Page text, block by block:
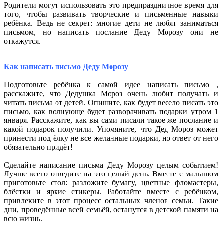
Родители могут использовать это предпраздничное время для
того, чтобы развивать творческие и письменные навыки
ребёнка. Ведь не секрет: многие дети не любят заниматься
письмом, но написать послание Деду Морозу они не
откажутся.
Как написать письмо Деду Морозу
Подготовьте ребёнка к самой идее написать письмо ,
расскажите, что Дедушка Мороз очень любит получать и
читать письма от детей. Опишите, как будет весело писать это
письмо, как волнующе будет разворачивать подарки утром 1
января. Расскажите, как вы сами писали такое же послание и
какой подарок получили. Упомяните, что Дед Мороз может
принести под ёлку не все желанные подарки, но ответ от него
обязательно придёт!
Сделайте написание письма Деду Морозу целым событием!
Лучше всего отведите на это целый день. Вместе с малышом
приготовьте стол: разложите бумагу, цветные фломастеры,
блёстки и яркие стикеры. Работайте вместе с ребёнком,
привлеките в этот процесс остальных членов семьи. Такие
дни, проведённые всей семьёй, останутся в детской памяти на
всю жизнь.